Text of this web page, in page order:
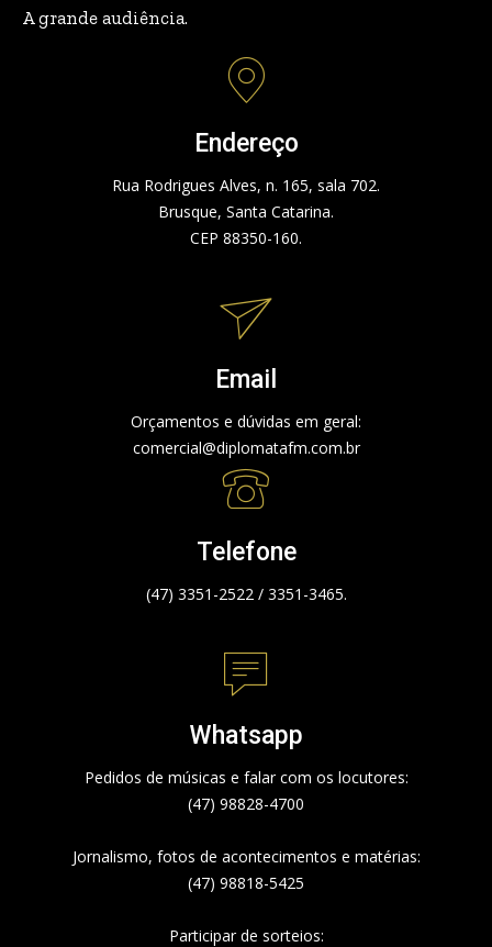
A grande audiência.
Endereço
Rua Rodrigues Alves, n. 165, sala 702.
Brusque, Santa Catarina.
CEP 88350-160.
Email
Orçamentos e dúvidas em geral:
comercial@diplomatafm.com.br
Telefone
(47) 3351-2522 / 3351-3465.
Whatsapp
Pedidos de músicas e falar com os locutores:
(47) 98828-4700
Jornalismo, fotos de acontecimentos e matérias:
(47) 98818-5425
Participar de sorteios: